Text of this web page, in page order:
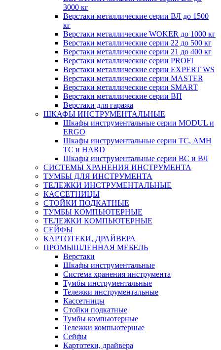
3000 кг
Верстаки металлические серии ВЛ до 1500
кг
Верстаки металлические WOKER до 1000 кг
Верстаки металлические серии 22 до 500 кг
Верстаки металлические серии 21 до 400 кг
Верстаки металлические серии PROFI
Верстаки металлические серии EXPERT WS
Верстаки металлические серии MASTER
Верстаки металлические серии SMART
Верстаки металлические серии ВП
Верстаки для гаража
ШКАФЫ ИНСТРУМЕНТАЛЬНЫЕ
Шкафы инструментальные серии MODUL и
ERGO
Шкафы инструментальные серии ТС, АМН
ТС и HARD
Шкафы инструментальные серии ВС и ВЛ
СИСТЕМЫ ХРАНЕНИЯ ИНСТРУМЕНТА
ТУМБЫ ДЛЯ ИНСТРУМЕНТА
ТЕЛЕЖКИ ИНСТРУМЕНТАЛЬНЫЕ
КАССЕТНИЦЫ
СТОЙКИ ПОДКАТНЫЕ
ТУМБЫ КОМПЬЮТЕРНЫЕ
ТЕЛЕЖКИ КОМПЬЮТЕРНЫЕ
СЕЙФЫ
КАРТОТЕКИ, ДРАЙВЕРА
ПРОМЫШЛЕННАЯ МЕБЕЛЬ
Верстаки
Шкафы инструментальные
Система хранения инструмента
Тумбы инструментальные
Тележки инструментальные
Кассетницы
Стойки подкатные
Тумбы компьютерные
Тележки компьютерные
Сейфы
Картотеки, драйвера